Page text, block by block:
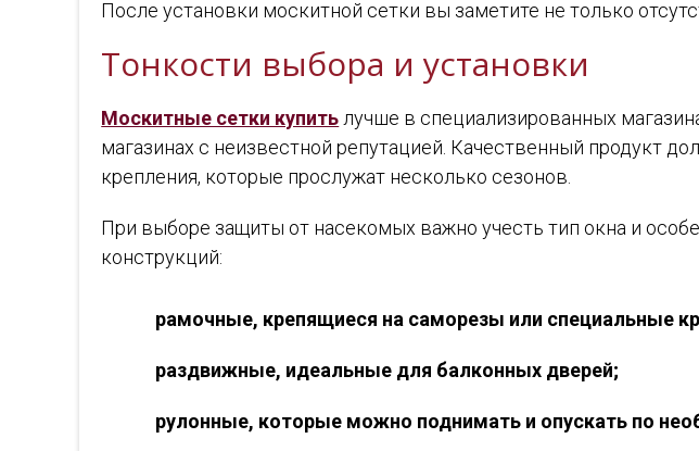
После установки москитной сетки вы заметите не только
Тонкости выбора и установки
Москитные сетки купить лучше в специализированных
магазинах с неизвестной репутацией. Качественный продукт
крепления, которые прослужат несколько сезонов.
При выборе защиты от насекомых важно учесть тип окна и
конструкций:
рамочные, крепящиеся на саморезы или специальные
раздвижные, идеальные для балконных дверей;
рулонные, которые можно поднимать и опускать по